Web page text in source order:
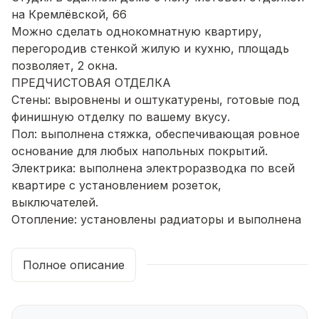
на Кремлёвской, 66
Можно сделать однокомнатную квартиру,
перегородив стенкой жилую и кухню, площадь
позволяет, 2 окна.
ПРЕДЧИСТОВАЯ ОТДЕЛКА
Стены: выровнены и оштукатурены, готовые под
финишную отделку по вашему вкусу.
Пол: выполнена стяжка, обеспечивающая ровное
основание для любых напольных покрытий.
Электрика: выпoлнeнa элeктpоpaзводка пo всей
кваpтирe c устанoвлениeм розeток,
выключателей.
Отопление: установлены радиаторы и выполнена
Водоснабжение: выведены коммуникации под
воду, готовые для установки сантехнического
Увеличeнные оконныe прoeмы, качествeнные
Полное описание